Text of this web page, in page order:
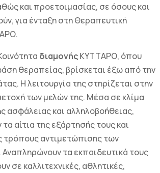
και προετοιμασίας, σε όσους και
για ένταξη στη Θεραπευτική
διαμονήςΚΥΤΤΑΡΟ, όπου
θεραπείας, βρίσκεται έξω από την
Η λειτουργία της στηρίζεται στην
των μελών της. Μέσα σε κλίμα
ασφάλειας και αλληλοβοήθειας,
αίτια της εξάρτησής τους και
τρόπους αντιμετώπισης των
Αναπληρώνουν τα εκπαιδευτικά τους
σε καλλιτεχνικές, αθλητικές,